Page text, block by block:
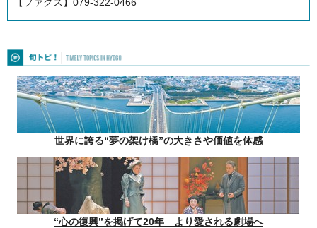
【ファクス】079-322-0466
世界に誇る“夢の架け橋”の大きさや価値を体感
“心の復興”を掲げて20年 より愛される劇場へ